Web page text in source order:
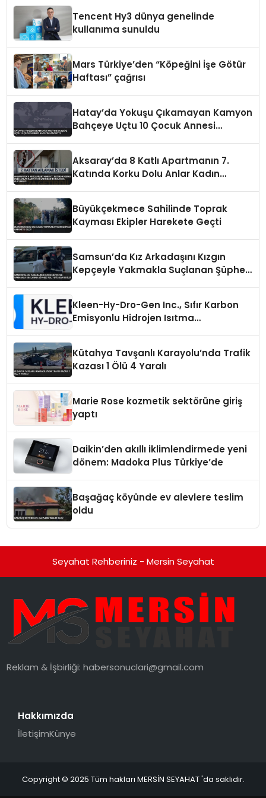
Tencent Hy3 dünya genelinde
kullanıma sunuldu
Mars Türkiye’den “Köpeğini İşe Götür
Haftası” çağrısı
Hatay’da Yokuşu Çıkamayan Kamyon
Bahçeye Uçtu 10 Çocuk Annesi
Aksaray’da 8 Katlı Apartmanın 7.
Katında Korku Dolu Anlar Kadın
Büyükçekmece Sahilinde Toprak
Kayması Ekipler Harekete Geçti
Samsun’da Kız Arkadaşını Kızgın
Kepçeyle Yakmakla Suçlanan Şüpheli
Kleen-Hy-Dro-Gen Inc., Sıfır Karbon
Emisyonlu Hidrojen Isıtma
Kütahya Tavşanlı Karayolu’nda Trafik
Kazası 1 Ölü 4 Yaralı
Marie Rose kozmetik sektörüne giriş
yaptı
Daikin’den akıllı iklimlendirmede yeni
dönem: Madoka Plus Türkiye’de
Başağaç köyünde ev alevlere teslim
oldu
Seyahat Rehberiniz - Mersin Seyahat
Reklam & İşbirliği:habersonuclari@gmail.com
Hakkımızda
İletişimKünye
Copyright © 2025 Tüm hakları MERSİN SEYAHAT 'da saklıdır.